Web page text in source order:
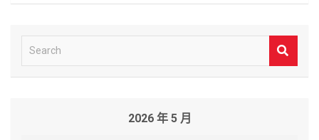
e
2026 年 5 月